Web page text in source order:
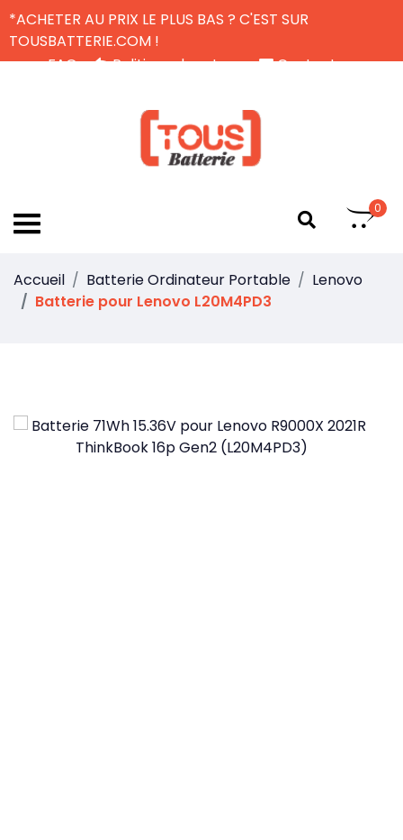
*ACHETER AU PRIX LE PLUS BAS ? C'EST SUR
TOUSBATTERIE.COM !
FAQ
Politique de retour
Contactez-nous
0
Accueil Batterie Ordinateur Portable
Lenovo
Batterie pour Lenovo L20M4PD3